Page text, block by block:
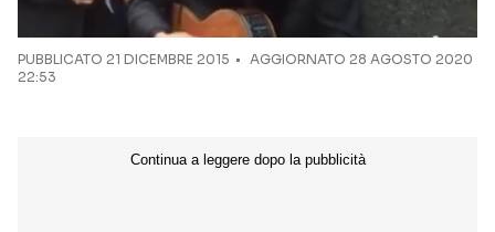
PUBBLICATO 21 DICEMBRE 2015
AGGIORNATO 28 AGOSTO 2020
22:53